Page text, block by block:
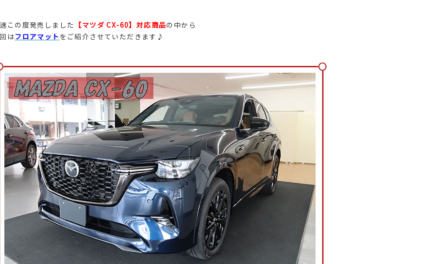
この度発売しました 【マツダ CX-60】対応商品の中から
はフロアマット をご紹介させていただきます♪